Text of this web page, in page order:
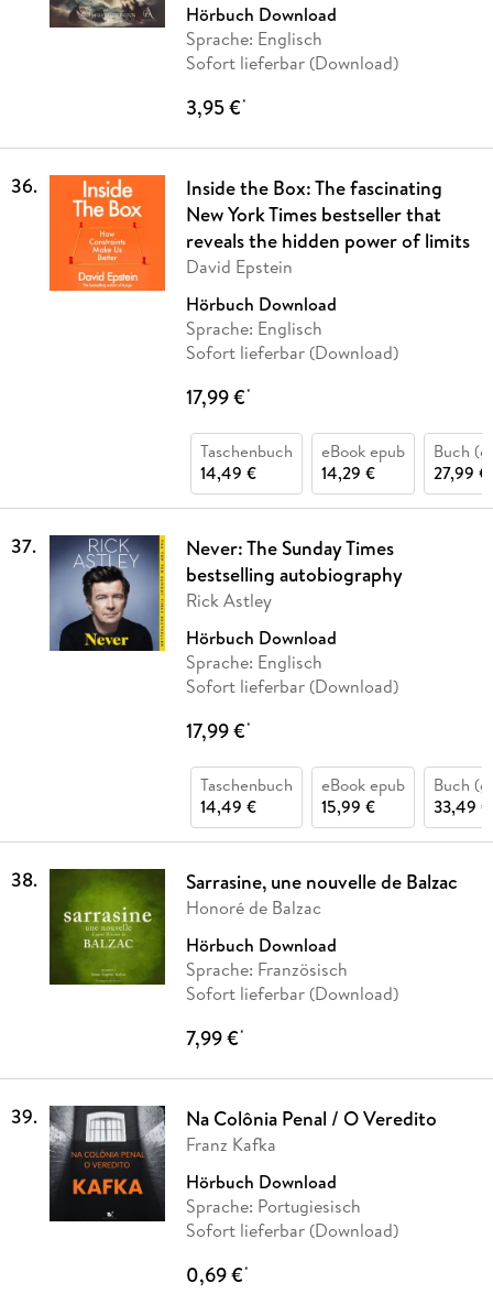
Hörbuch Download
Sprache: Englisch
Sofort lieferbar (Download)
3,95 €*
36.
Inside the Box: The fascinating
New York Times bestseller that
reveals the hidden power of limits
David Epstein
Hörbuch Download
Sprache: Englisch
Sofort lieferbar (Download)
17,99 €*
Taschenbuch
14,49 €
eBook epub
14,29 €
Buch
27,99 €
37.
Never: The Sunday Times
bestselling autobiography
Rick Astley
Hörbuch Download
Sprache: Englisch
Sofort lieferbar (Download)
17,99 €*
Taschenbuch
14,49 €
eBook epub
15,99 €
Buch
33,49 €
38. Sarrasine, une nouvelle de Balzac
Honoré de Balzac
Hörbuch Download
Sprache: Französisch
Sofort lieferbar (Download)
7,99 €*
39. Na Colônia Penal / O Veredito
Franz Kafka
Hörbuch Download
Sprache: Portugiesisch
Sofort lieferbar (Download)
0,69 €*